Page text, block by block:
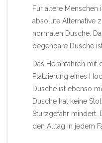
Für ältere Menschen
absolute Alternative
normalen Dusche.
begehbare Dusche
Das Heranfahren
Platzierung eines
Dusche ist ebenso
Dusche hat keine
Sturzgefahr mindert.
den Alltag in jedem